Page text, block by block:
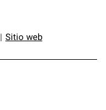
Sitio web